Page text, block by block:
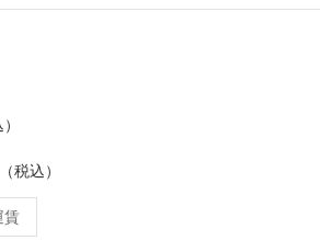
税込）
賃